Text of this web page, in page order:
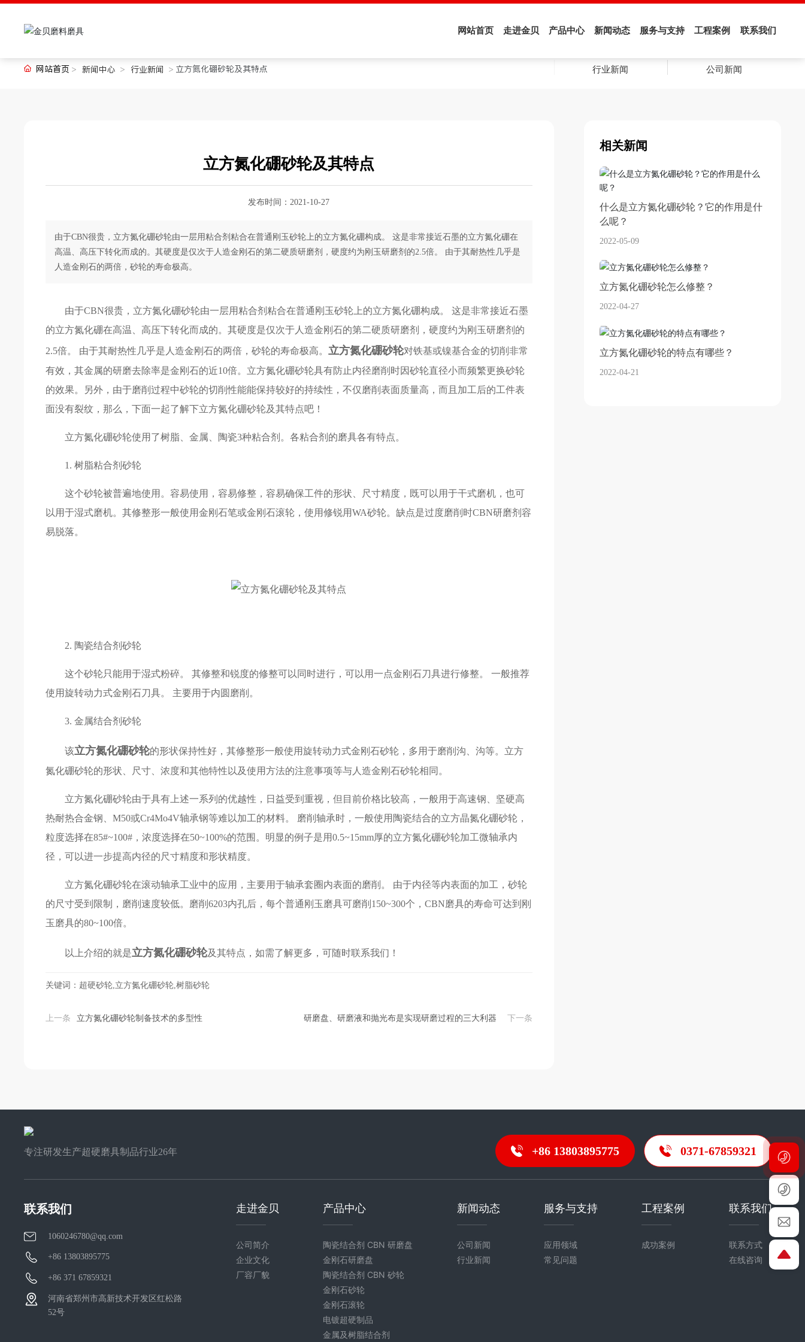
网站首页 走进金贝 产品中心 新闻动态 服务与支持 工程案例 联系我们
网站首页 新闻中心 行业新闻 立方氮化硼砂轮及其特点 行业新闻 公司新闻
立方氮化硼砂轮及其特点
发布时间：2021-10-27
由于CBN很贵，立方氮化硼砂轮由一层用粘合剂粘合在普通刚玉砂轮上的立方氮化硼构成。 这是非常接近石墨的立方氮化硼在
高温、高压下转化而成的。其硬度是仅次于人造金刚石的第二硬质研磨剂，硬度约为刚玉研磨剂的2.5倍。 由于其耐热性几乎是
人造金刚石的两倍，砂轮的寿命极高。
由于CBN很贵，立方氮化硼砂轮由一层用粘合剂粘合在普通刚玉砂轮上的立方氮化硼构成。 这是非常接近石墨
的立方氮化硼在高温、高压下转化而成的。其硬度是仅次于人造金刚石的第二硬质研磨剂，硬度约为刚玉研磨剂的
2.5倍。 由于其耐热性几乎是人造金刚石的两倍，砂轮的寿命极高。 立方氮化硼砂轮对铁基或镍基合金的切削非常
有效，其金属的研磨去除率是金刚石的近10倍。立方氮化硼砂轮具有防止内径磨削时因砂轮直径小而频繁更换砂轮
的效果。另外，由于磨削过程中砂轮的切削性能能保持较好的持续性，不仅磨削表面质量高，而且加工后的工件表
面没有裂纹，那么，下面一起了解下立方氮化硼砂轮及其特点吧！
立方氮化硼砂轮使用了树脂、金属、陶瓷3种粘合剂。各粘合剂的磨具各有特点。
1. 树脂粘合剂砂轮
这个砂轮被普遍地使用。容易使用，容易修整，容易确保工件的形状、尺寸精度，既可以用于干式磨机，也可
以用于湿式磨机。其修整形一般使用金刚石笔或金刚石滚轮，使用修锐用WA砂轮。缺点是过度磨削时CBN研磨剂容
易脱落。
2. 陶瓷结合剂砂轮
这个砂轮只能用于湿式粉碎。 其修整和锐度的修整可以同时进行，可以用一点金刚石刀具进行修整。 一般推荐
使用旋转动力式金刚石刀具。 主要用于内圆磨削。
3. 金属结合剂砂轮
该立方氮化硼砂轮的形状保持性好，其修整形一般使用旋转动力式金刚石砂轮，多用于磨削沟、沟等。立方
氮化硼砂轮的形状、尺寸、浓度和其他特性以及使用方法的注意事项等与人造金刚石砂轮相同。
立方氮化硼砂轮由于具有上述一系列的优越性，日益受到重视，但目前价格比较高，一般用于高速钢、坚硬高
热耐热合金钢、M50或Cr4Mo4V轴承钢等难以加工的材料。 磨削轴承时，一般使用陶瓷结合的立方晶氮化硼砂轮，
粒度选择在85#~100#，浓度选择在50~100%的范围。明显的例子是用0.5~15mm厚的立方氮化硼砂轮加工微轴承内
径，可以进一步提高内径的尺寸精度和形状精度。
立方氮化硼砂轮在滚动轴承工业中的应用，主要用于轴承套圈内表面的磨削。 由于内径等内表面的加工，砂轮
的尺寸受到限制，磨削速度较低。磨削6203内孔后，每个普通刚玉磨具可磨削150~300个，CBN磨具的寿命可达到刚
玉磨具的80~100倍。
以上介绍的就是立方氮化硼砂轮及其特点，如需了解更多，可随时联系我们！
关键词：超硬砂轮,立方氮化硼砂轮,树脂砂轮
上一条 立方氮化硼砂轮制备技术的多型性 研磨盘、研磨液和抛光布是实现研磨过程的三大利器 下一条
相关新闻
什么是立方氮化硼砂轮？它的作用是什
么呢？
2022-05-09
立方氮化硼砂轮怎么修整？
2022-04-27
立方氮化硼砂轮的特点有哪些？
2022-04-21
专注研发生产超硬磨具制品行业26年 +86 13803895775 0371-67859321
联系我们
1060246780@qq.com
+86 13803895775
+86 371 67859321
河南省郑州市高新技术开发区红松路
52号
走进金贝
公司简介
企业文化
厂容厂貌
产品中心
陶瓷结合剂 CBN 研磨盘
金刚石研磨盘
陶瓷结合剂 CBN 砂轮
金刚石砂轮
金刚石滚轮
电镀超硬制品
金属及树脂结合剂
新闻动态
公司新闻
行业新闻
服务与支持
应用领域
常见问题
工程案例
成功案例
联系我们
联系方式
在线咨询